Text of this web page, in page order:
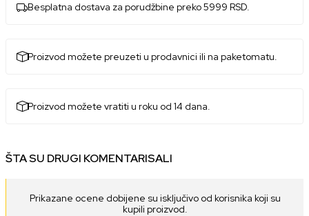
Besplatna dostava za porudžbine preko 5999 RSD.
Proizvod možete preuzeti u prodavnici ili na paketomatu.
Proizvod možete vratiti u roku od 14 dana.
ŠTA SU DRUGI KOMENTARISALI
Prikazane ocene dobijene su isključivo od korisnika koji su
kupili proizvod.